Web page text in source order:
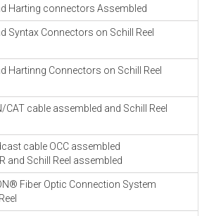
Harting connectors Assembled
Syntax Connectors on Schill Reel
Hartinng Connectors on Schill Reel
cable assembled and Schill Reel
cable OCC assembled
and Schill Reel assembled
Fiber Optic Connection System